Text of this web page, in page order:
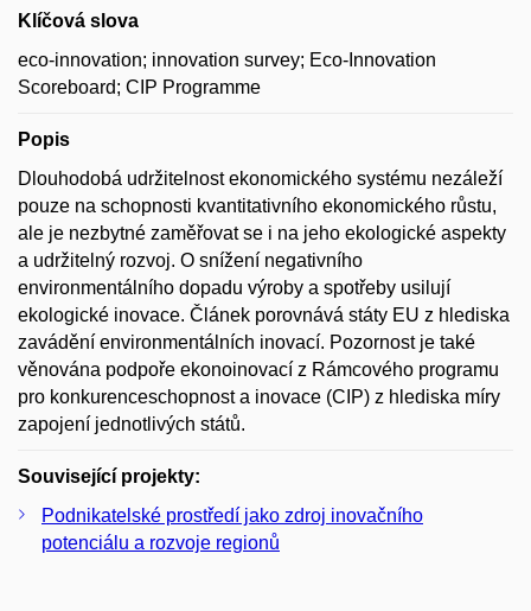
Klíčová slova
eco-innovation; innovation survey; Eco-Innovation
Scoreboard; CIP Programme
Popis
Dlouhodobá udržitelnost ekonomického systému nezáleží
pouze na schopnosti kvantitativního ekonomického růstu,
ale je nezbytné zaměřovat se i na jeho ekologické aspekty
a udržitelný rozvoj. O snížení negativního
environmentálního dopadu výroby a spotřeby usilují
ekologické inovace. Článek porovnává státy EU z hlediska
zavádění environmentálních inovací. Pozornost je také
věnována podpoře ekonoinovací z Rámcového programu
pro konkurenceschopnost a inovace (CIP) z hlediska míry
zapojení jednotlivých států.
Související projekty:
Podnikatelské prostředí jako zdroj inovačního
potenciálu a rozvoje regionů